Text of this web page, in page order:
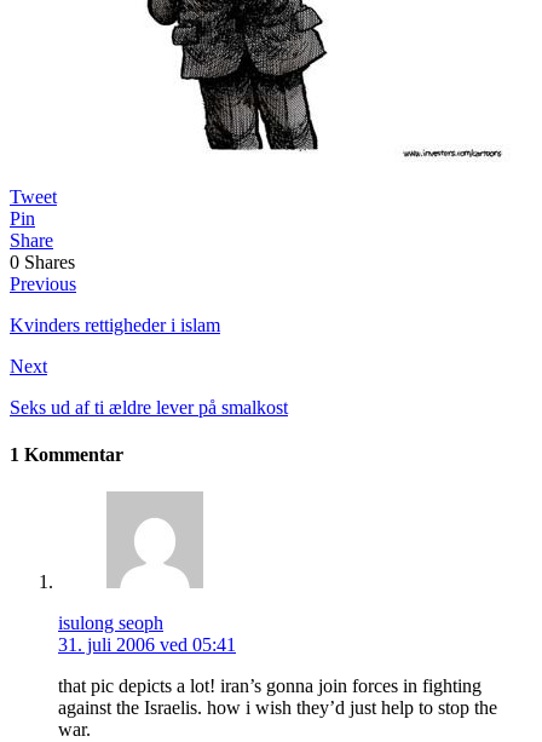
Tweet
Pin
Share
0 Shares
Previous
Kvinders rettigheder i islam
Next
Seks ud af ti ældre lever på smalkost
1 Kommentar
isulong seoph
31. juli 2006 ved 05:41
that pic depicts a lot! iran’s gonna join forces in fighting
against the Israelis. how i wish they’d just help to stop the
war.